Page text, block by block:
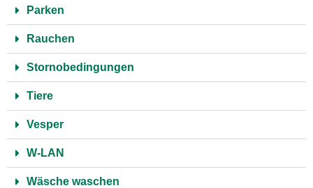
Parken
Rauchen
Stornobedingungen
Tiere
Vesper
W-LAN
Wäsche waschen